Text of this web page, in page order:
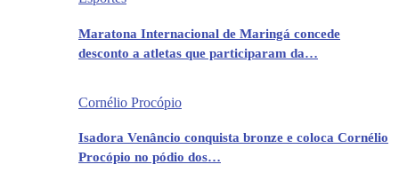
Maratona Internacional de Maringá concede
desconto a atletas que participaram da…
Cornélio Procópio
Isadora Venâncio conquista bronze e coloca Cornélio
Procópio no pódio dos…